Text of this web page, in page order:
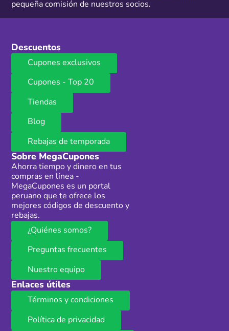
pequeña comisión de nuestros socios.
Descuentos
Cupones exclusivos
Cupones - Top 20
Tiendas
Blog
Rebajas de temporada
Sobre MegaCupones
Ahorra tiempo y dinero en tus
compras en línea -
MegaCupones es un portal
peruano que te ofrece los
mejores códigos de descuento y
rebajas.
¿Quiénes somos?
Preguntas frecuentes
Nuestro equipo
Enlaces útiles
Términos y condiciones
Política de privacidad